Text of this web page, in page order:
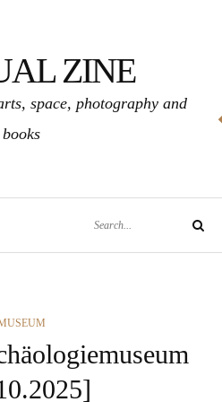
ZINE
space, photography and
books
Search